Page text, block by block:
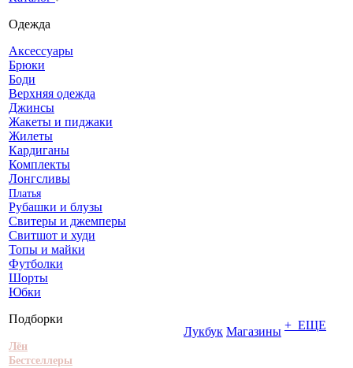
Одежда
Аксессуары
Брюки
Боди
Верхняя одежда
Джинсы
Жакеты и пиджаки
Жилеты
Кардиганы
Комплекты
Лонгсливы
Платья
Рубашки и блузы
Свитеры и джемперы
Свитшот и худи
Топы и майки
Футболки
Шорты
Юбки
Подборки
Лён
Бестселлеры
Лукбук Магазины + ЕЩЕ